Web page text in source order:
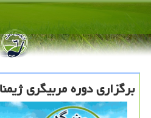
برگزاری دوره مربیگری